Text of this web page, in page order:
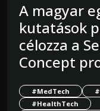
A magyar
kutatások
célozza a
Concept
#MedTech
#HealthTech